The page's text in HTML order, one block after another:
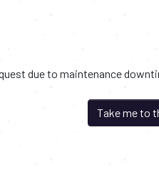
due to maintenance
Take me to